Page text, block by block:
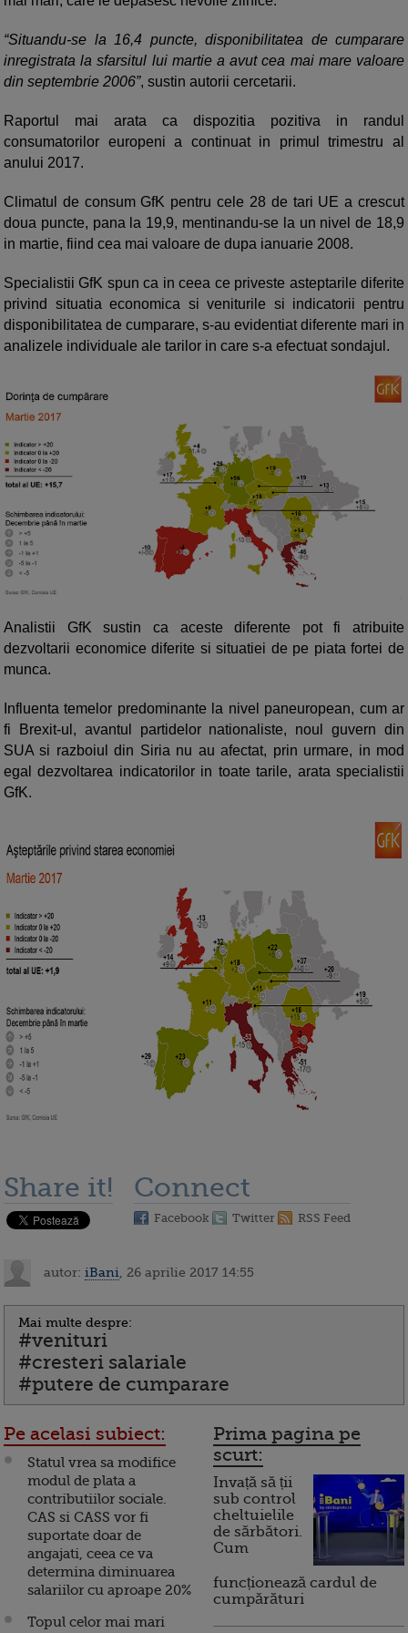
“Situandu-se la 16,4 puncte, disponibilitatea de cumparare
inregistrata la sfarsitul lui martie a avut cea mai mare valoare
din septembrie 2006”, sustin autorii cercetarii.
Raportul mai arata ca dispozitia pozitiva in randul
consumatorilor europeni a continuat in primul trimestru al
anului 2017.
Climatul de consum GfK pentru cele 28 de tari UE a crescut
doua puncte, pana la 19,9, mentinandu-se la un nivel de 18,9
in martie, fiind cea mai valoare de dupa ianuarie 2008.
Specialistii GfK spun ca in ceea ce priveste asteptarile diferite
privind situatia economica si veniturile si indicatorii pentru
disponibilitatea de cumparare, s-au evidentiat diferente mari in
analizele individuale ale tarilor in care s-a efectuat sondajul.
Analistii GfK sustin ca aceste diferente pot fi atribuite
dezvoltarii economice diferite si situatiei de pe piata fortei de
munca.
Influenta temelor predominante la nivel paneuropean, cum ar
fi Brexit-ul, avantul partidelor nationaliste, noul guvern din
SUA si razboiul din Siria nu au afectat, prin urmare, in mod
egal dezvoltarea indicatorilor in toate tarile, arata specialistii
GfK.
Share it! Connect
Facebook Twitter RSS Feed
autor: iBani , 26 aprilie 2017 14:55
Mai multe despre:
#venituri
#cresteri salariale
#putere de cumparare
Pe acelasi subiect:
Statul vrea sa modifice
modul de plata a
contributiilor sociale.
CAS si CASS vor fi
suportate doar de
angajati, ceea ce va
determina diminuarea
salariilor cu aproape 20%
Topul celor mai mari
Prima pagina pe
scurt:
Invață să ții
sub control
cheltuielile
de sărbători.
Cum
funcționează cardul de
cumpărături